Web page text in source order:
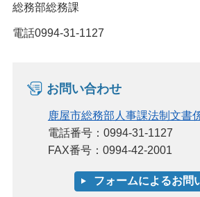
総務部総務課
電話0994-31-1127
お問い合わせ
鹿屋市総務部人事課法制文書
電話番号：0994-31-1127
FAX番号：0994-42-2001